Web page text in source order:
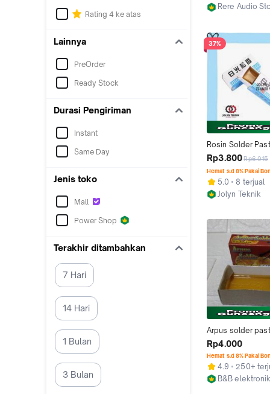
Rating 4 ke atas
Lainnya
PreOrder
Ready Stock
Durasi Pengiriman
Instant
Same Day
Jenis toko
Mall
Power Shop
Terakhir ditambahkan
7 Hari
14 Hari
1 Bulan
3 Bulan
Rere Audio
37%
Rosin Solder
High Purity
Pasta Timah Patri
Arpus Gambus
Rp3.800 Rp6.015
Hemat s.d 8% Pakai
5.0
8 terjual
Jolyn Teknik
Arpus solder
gondorukem
Rp4.000
Hemat s.d 8% Pakai
4.9
250+
B&B